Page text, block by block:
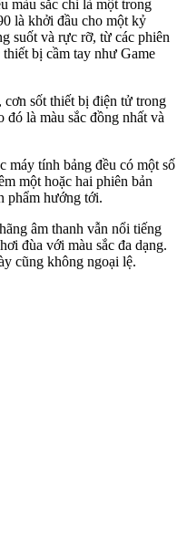
màu sắc chỉ là một trong
là khởi đầu cho một kỷ
suốt và rực rỡ, từ các phiên
bị cầm tay như Game
cơn sốt thiết bị điện tử trong
là màu sắc đồng nhất và
máy tính bảng đều có một số
một hoặc hai phiên bản
phẩm hướng tới.
âm thanh vẫn nổi tiếng
đùa với màu sắc đa dạng.
cũng không ngoại lệ.